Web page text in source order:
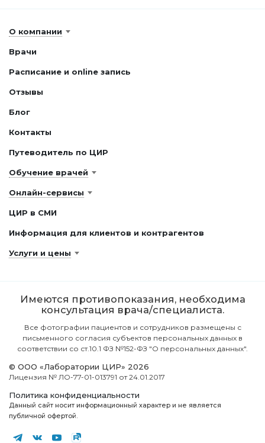
О компании
Врачи
Расписание и online запись
Отзывы
Блог
Контакты
Путеводитель по ЦИР
Обучение врачей
Онлайн-сервисы
ЦИР в СМИ
Информация для клиентов и контрагентов
Услуги и цены
Имеются противопоказания, необходима
консультация врача/специалиста.
Все фотографии пациентов и сотрудников размещены с
письменного согласия субъектов персональных данных в
соответствии со ст.10.1 ФЗ №152-ФЗ "О персональных данных".
© ООО «Лаборатории ЦИР» 2026
Лицензия № ЛО-77-01-013791 от 24.01.2017
Политика конфиденциальности
Данный сайт носит информационный характер и не является
публичной офертой.